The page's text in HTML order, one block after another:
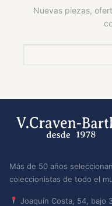
Nuevas piezas,
Más de 50 años
coleccionistas de todo el
Joaquín Costa, 54, bajo